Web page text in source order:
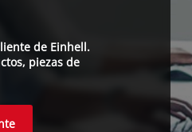
de Einhell.
piezas de